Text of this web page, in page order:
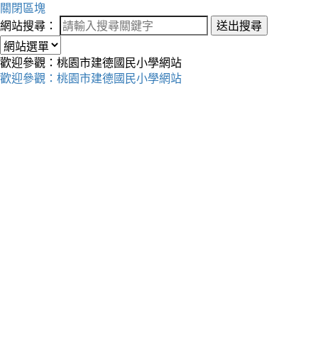
關閉區塊
網站搜尋：
送出搜尋
歡迎參觀：桃園市建德國民小學網站
歡迎參觀：桃園市建德國民小學網站